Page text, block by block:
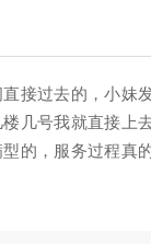
接过去的，小妹
几号我就直接上
的，服务过程真